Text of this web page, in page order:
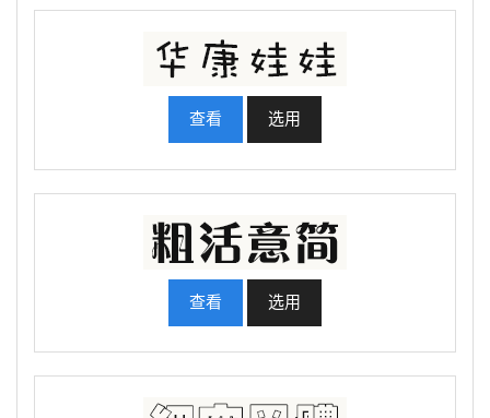
查看 选用
查看 选用